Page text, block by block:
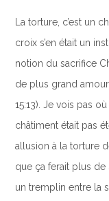
La torture, c’est un
croix s’en était un
notion du sacrifice
de plus grand
15:13). Je vois pas
châtiment était pas
allusion à la torture
que ça ferait plus de
un tremplin entre la